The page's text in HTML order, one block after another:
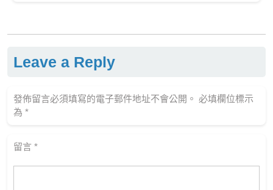
Leave a Reply
發佈留言必須填寫的電子郵件地址不會公開。 必填欄位標示
為 *
留言 *